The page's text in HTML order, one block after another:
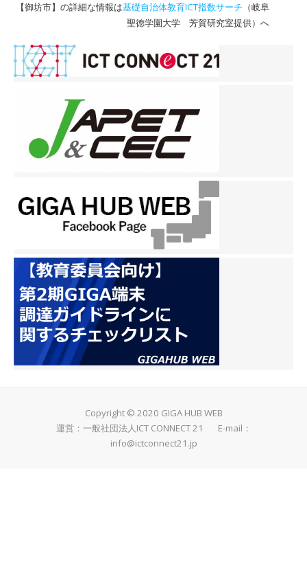
【御坊市】の詳細な情報は基礎自治体教育ICT指数サーチ （岐阜
聖徳学園大学 芳賀研究室提供）へ
Copyright © 2020 GIGA HUB WEB
運営：一般社団法人ICT CONNECT 21 E-mail：
info@ictconnect21.jp